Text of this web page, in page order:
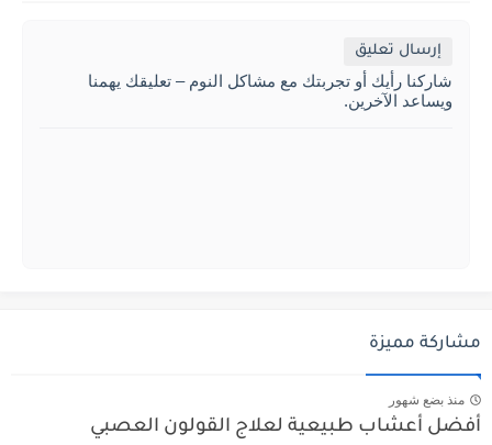
إرسال تعليق
شاركنا رأيك أو تجربتك مع مشاكل النوم – تعليقك يهمنا
ويساعد الآخرين.
مشاركة مميزة
منذ بضع شهور
أفضل أعشاب طبيعية لعلاج القولون العصبي